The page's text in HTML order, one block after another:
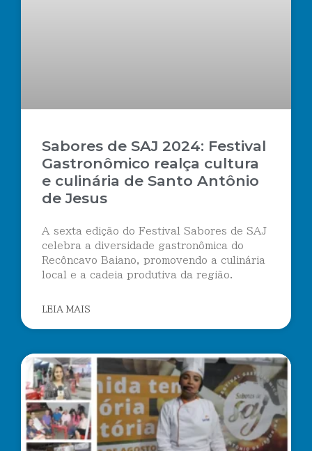
Sabores de SAJ 2024: Festival
Gastronômico realça cultura
e culinária de Santo Antônio
de Jesus
A sexta edição do Festival Sabores de SAJ
celebra a diversidade gastronômica do
Recôncavo Baiano, promovendo a culinária
local e a cadeia produtiva da região.
LEIA MAIS